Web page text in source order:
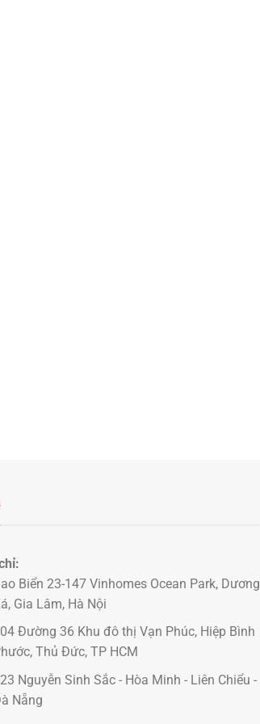
Biển 23-147 Vinhomes Ocean Park, Dương
Gia Lâm, Hà Nội
Đường 36 Khu đô thị Vạn Phúc, Hiệp Bình
Thủ Đức, TP HCM
Nguyễn Sinh Sắc - Hòa Minh - Liên Chiểu -
Nẵng